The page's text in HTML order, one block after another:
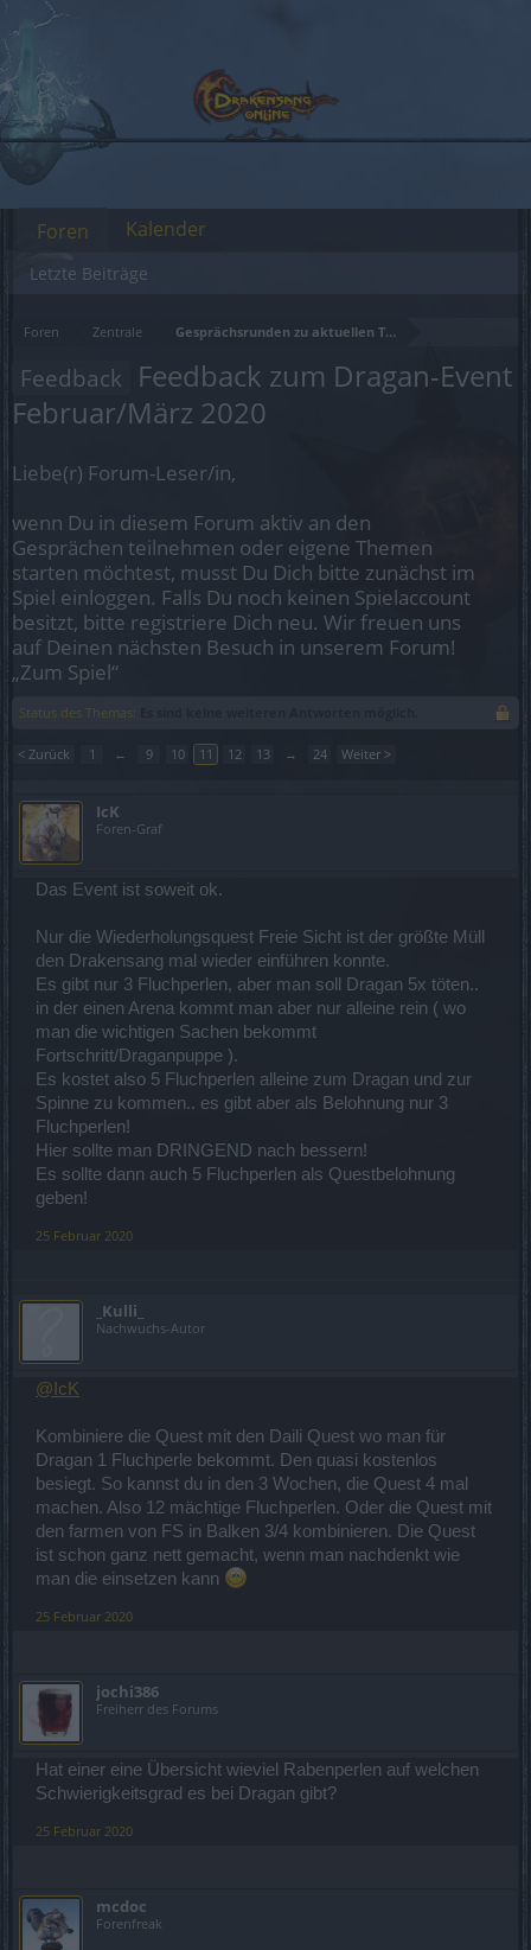
Foren Zentrale Gesprächsrunden zu aktuellen Themen
Feedback Feedback zum Dragan-Event
Februar/März 2020
Liebe(r) Forum-Leser/in,
wenn Du in diesem Forum aktiv an den
Gesprächen teilnehmen oder eigene Themen
starten möchtest, musst Du Dich bitte zunächst im
Spiel einloggen. Falls Du noch keinen Spielaccount
besitzt, bitte registriere Dich neu. Wir freuen uns
auf Deinen nächsten Besuch in unserem Forum!
„Zum Spiel“
Status des Themas:
< Zurück 1 ← 9 10 11 12 13 → 24 Weiter >
IcK
Foren-Graf
Das Event ist soweit ok.
Nur die Wiederholungsquest Freie Sicht ist der größte Müll
den Drakensang mal wieder einführen konnte.
Es gibt nur 3 Fluchperlen, aber man soll Dragan 5x töten..
in der einen Arena kommt man aber nur alleine rein ( wo
man die wichtigen Sachen bekommt
Fortschritt/Draganpuppe ).
Es kostet also 5 Fluchperlen alleine zum Dragan und zur
Spinne zu kommen.. es gibt aber als Belohnung nur 3
Fluchperlen!
Hier sollte man DRINGEND nach bessern!
Es sollte dann auch 5 Fluchperlen als Questbelohnung
geben!
25 Februar 2020
_Kulli_
Nachwuchs-Autor
@IcK
Kombiniere die Quest mit den Daili Quest wo man für
Dragan 1 Fluchperle bekommt. Den quasi kostenlos
besiegt. So kannst du in den 3 Wochen, die Quest 4 mal
machen. Also 12 mächtige Fluchperlen. Oder die Quest mit
den farmen von FS in Balken 3/4 kombinieren. Die Quest
ist schon ganz nett gemacht, wenn man nachdenkt wie
man die einsetzen kann
25 Februar 2020
jochi386
Freiherr des Forums
Hat einer eine Übersicht wieviel Rabenperlen auf welchen
Schwierigkeitsgrad es bei Dragan gibt?
25 Februar 2020
mcdoc
Forenfreak
Foren
Letzte Beiträge
Kalender